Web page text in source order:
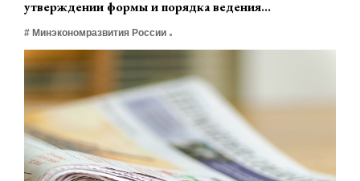
утверждении формы и порядка ведения
реестра проектов технологического суверенитета и
проектов структурной адаптации экономики
Российской Федерации».» (разработчик
Минэкономразвития России)
# Минэкономразвития России